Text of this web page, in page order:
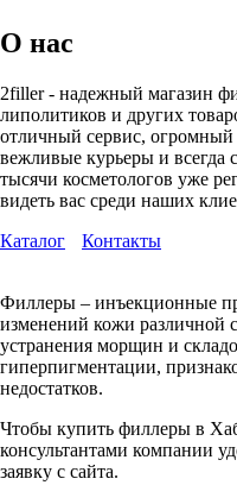
О нас
2filler - надежный магазин
липолитиков и других
отличный сервис,
вежливые курьеры и всегда
тысячи косметологов уже
видеть вас среди наших
Каталог
Контакты
Филлеры – инъекционные
изменений кожи различной
устранения морщин и
гиперпигментации,
недостатков.
Чтобы купить филлеры в
консультантами компании
заявку с сайта.